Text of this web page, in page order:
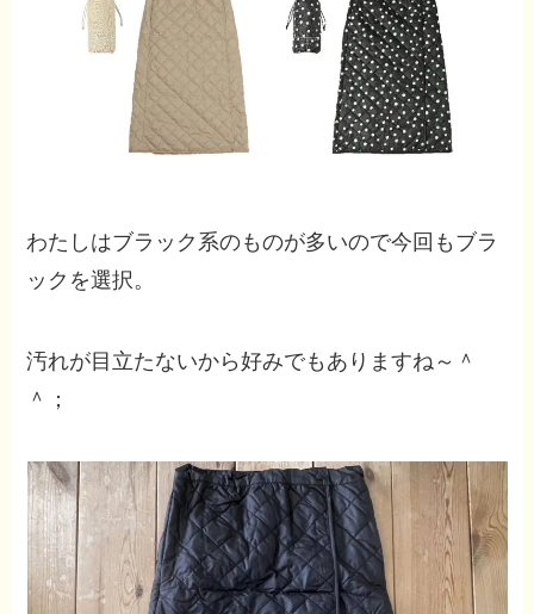
わたしはブラック系のものが多いので今回もブラ
ックを選択。
汚れが目立たないから好みでもありますね～＾
＾；